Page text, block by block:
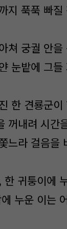
지 푹푹 빠
쳐 궁궐 안
눈밭에 그
한 견룡군
꺼내려 시간
느라 걸음을
귀퉁이에
누운 이는